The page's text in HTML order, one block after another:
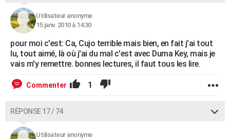
Utilisateur anonyme
15 janv. 2010 à 14:30
pour moi c'est: Ca, Cujo terrible mais bien, en fait j'ai tout
lu, tout aimé, là où j'ai du mal c'est avec Duma Key, mais je
vais m'y remettre. bonnes lectures, il faut tous les lire.
Commenter 1
RÉPONSE 17 / 74
Utilisateur anonyme